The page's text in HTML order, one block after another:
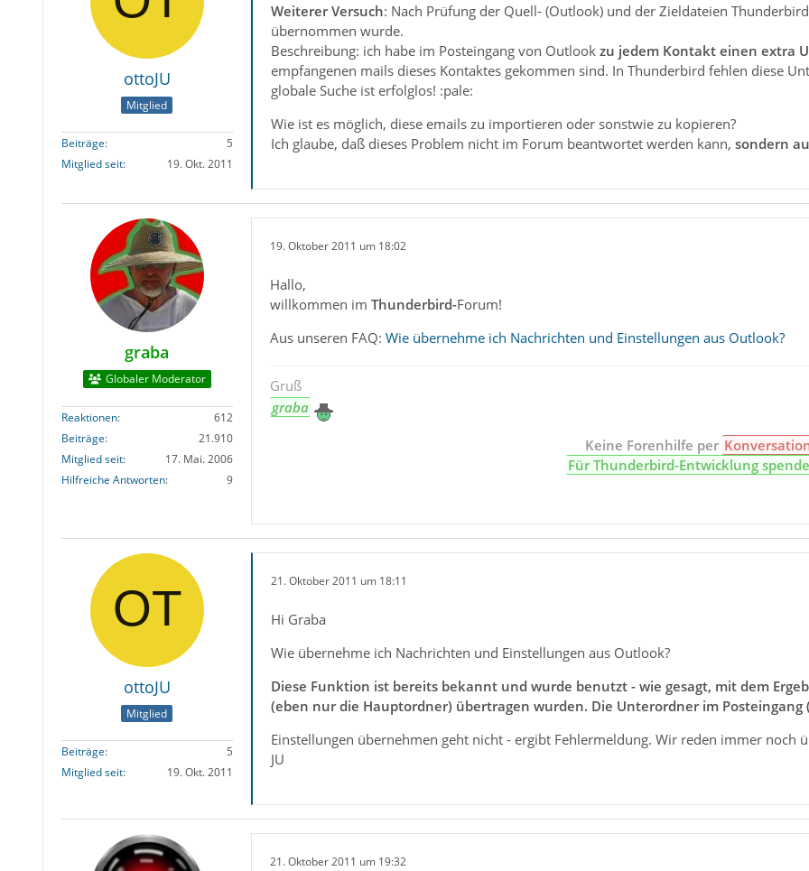
ottoJU
Mitglied
Beiträge
5
Mitglied seit
19. Okt. 2011
Weiterer Versuch: Nach Prüfung der Quell- (Outlook) und der Zieldateien
übernommen wurde.
Beschreibung: ich habe im Posteingang von Outlook zu jedem Kontakt einen extra
empfangenen mails dieses Kontaktes gekommen sind. In Thunderbird fehlen diese
globale Suche ist erfolglos! :pale:
Wie ist es möglich, diese emails zu importieren oder sonstwie zu kopieren?
Ich glaube, daß dieses Problem nicht im Forum beantwortet werden kann, sondern
graba
Globaler Moderator
Reaktionen
612
Beiträge
21.910
Mitglied seit
17. Mai. 2006
Hilfreiche Antworten
9
19. Oktober 2011 um 18:02
Hallo,
willkommen im Thunderbird-Forum!
Aus unseren FAQ: Wie übernehme ich Nachrichten und Einstellungen aus Outlook?
Gruß
graba
Keine Forenhilfe per
Für Thunderbird-Entwicklung
ottoJU
Mitglied
Beiträge
5
Mitglied seit
19. Okt. 2011
21. Oktober 2011 um 18:11
Hi Graba
Wie übernehme ich Nachrichten und Einstellungen aus Outlook?
Diese Funktion ist bereits bekannt und wurde benutzt - wie gesagt, mit dem
(eben nur die Hauptordner) übertragen wurden. Die Unterordner im Posteingang
Einstellungen übernehmen geht nicht - ergibt Fehlermeldung. Wir reden immer noch
JU
21. Oktober 2011 um 19:32